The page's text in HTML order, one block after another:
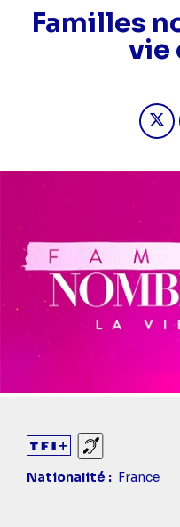
Familles
vie
Sourds et
Nationalité
France